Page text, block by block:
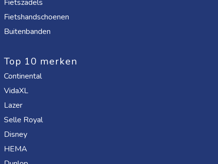
Fietszadels
Fietshandschoenen
Buitenbanden
Top 10 merken
Continental
VidaXL
Lazer
Selle Royal
Disney
HEMA